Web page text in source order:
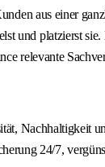
aus einer
und platzierst
relevante
Nachhaltigkeit
24/7,